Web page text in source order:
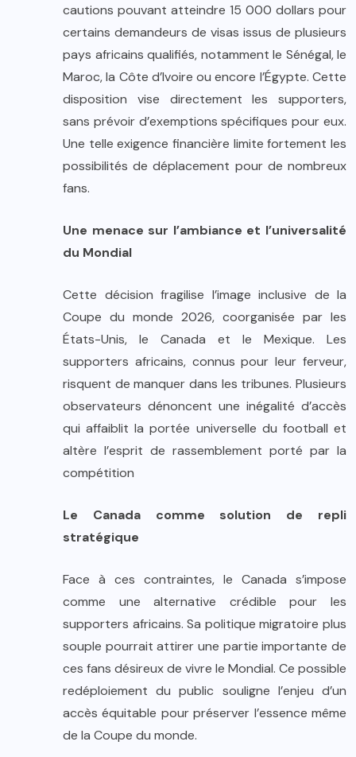
cautions pouvant atteindre 15 000 dollars pour
certains demandeurs de visas issus de plusieurs
pays africains qualifiés, notamment le Sénégal, le
Maroc, la Côte d’Ivoire ou encore l’Égypte. Cette
disposition vise directement les supporters,
sans prévoir d’exemptions spécifiques pour eux.
Une telle exigence financière limite fortement les
possibilités de déplacement pour de nombreux
fans.
Une menace sur l’ambiance et l’universalité
du Mondial
Cette décision fragilise l’image inclusive de la
Coupe du monde 2026, coorganisée par les
États-Unis, le Canada et le Mexique. Les
supporters africains, connus pour leur ferveur,
risquent de manquer dans les tribunes. Plusieurs
observateurs dénoncent une inégalité d’accès
qui affaiblit la portée universelle du football et
altère l’esprit de rassemblement porté par la
compétition
Le Canada comme solution de repli
stratégique
Face à ces contraintes, le Canada s’impose
comme une alternative crédible pour les
supporters africains. Sa politique migratoire plus
souple pourrait attirer une partie importante de
ces fans désireux de vivre le Mondial. Ce possible
redéploiement du public souligne l’enjeu d’un
accès équitable pour préserver l’essence même
de la Coupe du monde.